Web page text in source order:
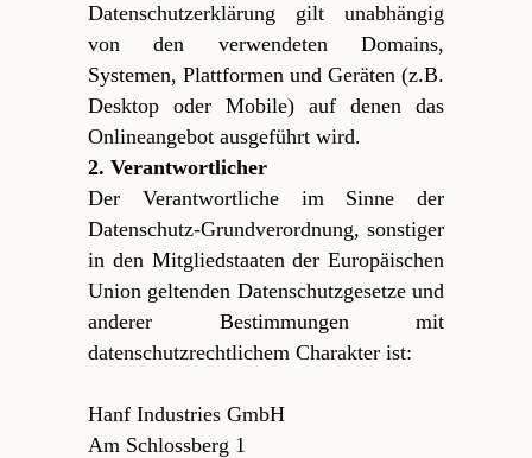
Datenschutzerklärung gilt unabhängig
von den verwendeten Domains,
Systemen, Plattformen und Geräten (z.B.
Desktop oder Mobile) auf denen das
Onlineangebot ausgeführt wird.
2. Verantwortlicher
Der Verantwortliche im Sinne der
Datenschutz-Grundverordnung, sonstiger
in den Mitgliedstaaten der Europäischen
Union geltenden Datenschutzgesetze und
anderer Bestimmungen mit
datenschutzrechtlichem Charakter ist:
Hanf Industries GmbH
Am Schlossberg 1